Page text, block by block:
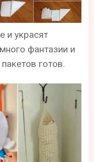
и украсят
фантазии и
готов.